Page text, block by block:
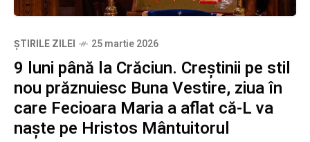
ȘTIRILE ZILEI 25 martie 2026
9 luni până la Crăciun. Creștinii pe stil
nou prăznuiesc Buna Vestire, ziua în
care Fecioara Maria a aflat că-L va
naște pe Hristos Mântuitorul